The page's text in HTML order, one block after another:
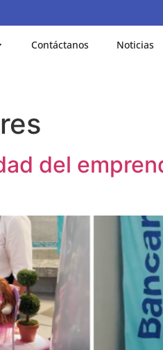
Contáctanos Noticias
del